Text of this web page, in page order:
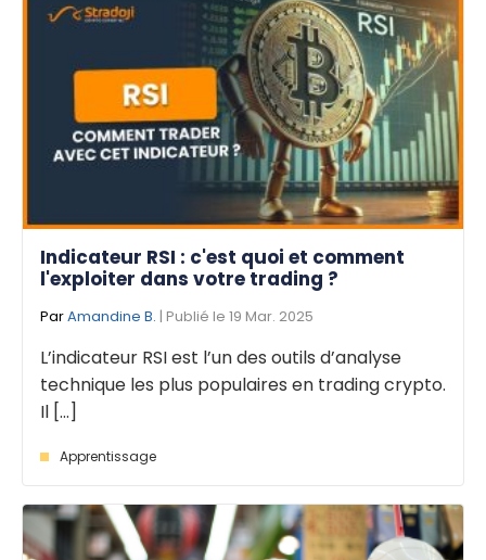
Indicateur RSI : c'est quoi et comment
l'exploiter dans votre trading ?
ParAmandine B. | Publié le 19 Mar. 2025
L’indicateur RSI est l’un des outils d’analyse
technique les plus populaires en trading crypto.
Il [...]
Apprentissage